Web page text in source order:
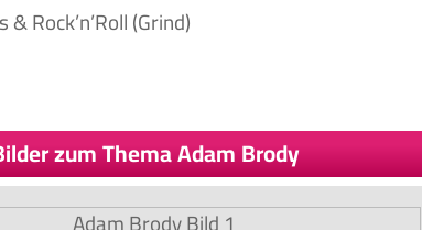
Rock’n’Roll (Grind)
zum Thema Adam Brody